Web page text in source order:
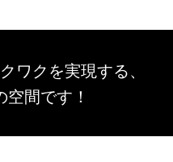
ワクを実現する、
間です！